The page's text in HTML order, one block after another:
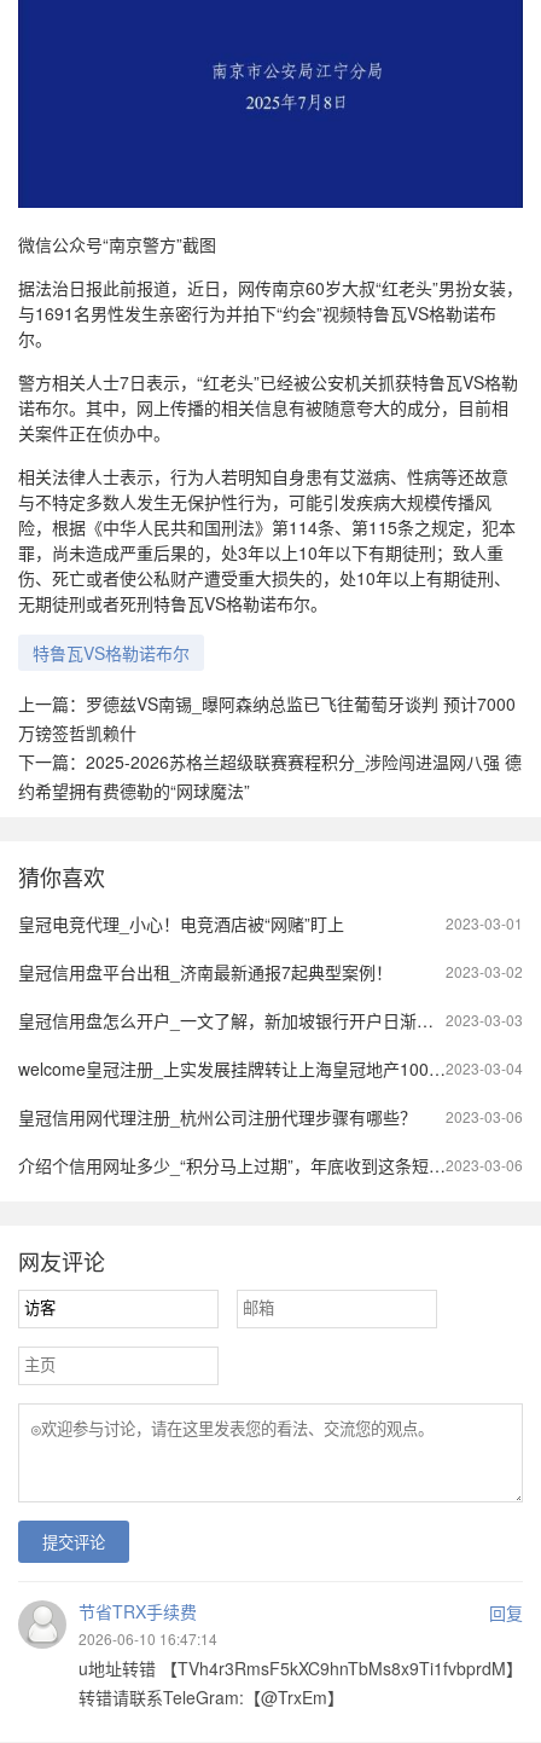
微信公众号“南京警方”截图
据法治日报此前报道，近日，网传南京60岁大叔“红老头”男扮女装，
与1691名男性发生亲密行为并拍下“约会”视频特鲁瓦VS格勒诺布
尔。
警方相关人士7日表示，“红老头”已经被公安机关抓获特鲁瓦VS格勒
诺布尔。其中，网上传播的相关信息有被随意夸大的成分，目前相
关案件正在侦办中。
相关法律人士表示，行为人若明知自身患有艾滋病、性病等还故意
与不特定多数人发生无保护性行为，可能引发疾病大规模传播风
险，根据《中华人民共和国刑法》第114条、第115条之规定，犯本
罪，尚未造成严重后果的，处3年以上10年以下有期徒刑；致人重
伤、死亡或者使公私财产遭受重大损失的，处10年以上有期徒刑、
无期徒刑或者死刑特鲁瓦VS格勒诺布尔。
特鲁瓦VS格勒诺布尔
上一篇： 罗德兹VS南锡_曝阿森纳总监已飞往葡萄牙谈判 预计7000
万镑签哲凯赖什
下一篇： 2025-2026苏格兰超级联赛赛程积分_涉险闯进温网八强 德
约希望拥有费德勒的“网球魔法”
猜你喜欢
2023-03-01
皇冠电竞代理_小心！电竞酒店被“网赌”盯上
2023-03-02
皇冠信用盘平台出租_济南最新通报7起典型案例！
2023-03-03
皇冠信用盘怎么开户_一文了解，新加坡银行开户日渐火爆的原因
2023-03-04
welcome皇冠注册_上实发展挂牌转让上海皇冠地产100%股权 底价4800万元
2023-03-06
皇冠信用网代理注册_杭州公司注册代理步骤有哪些？
2023-03-06
介绍个信用网址多少_“积分马上过期”，年底收到这条短信怎么办？
网友评论
提交评论
节省TRX手续费 回复
2026-06-10 16:47:14
u地址转错 【TVh4r3RmsF5kXC9hnTbMs8x9Ti1fvbprdM】
转错请联系TeleGram:【@TrxEm】